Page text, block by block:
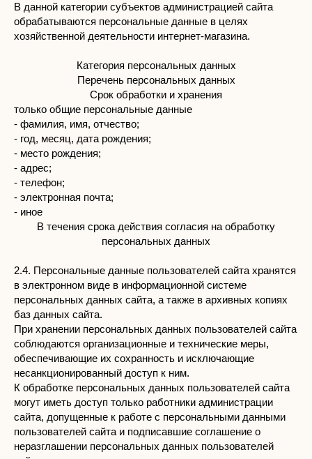
В данной категории субъектов администрацией сайта
обрабатываются персональные данные в целях
хозяйственной деятельности интернет-магазина.
Категория персональных данных
Перечень персональных данных
Срок обработки и хранения
только общие персональные данные
- фамилия, имя, отчество;
- год, месяц, дата рождения;
- место рождения;
- адрес;
- телефон;
- электронная почта;
- иное
В течения срока действия согласия на обработку
персональных данных
2.4. Персональные данные пользователей сайта хранятся
в электронном виде в информационной системе
персональных данных сайта, а также в архивных копиях
баз данных сайта.
При хранении персональных данных пользователей сайта
соблюдаются организационные и технические меры,
обеспечивающие их сохранность и исключающие
несанкционированный доступ к ним.
К обработке персональных данных пользователей сайта
могут иметь доступ только работники администрации
сайта, допущенные к работе с персональными данными
пользователей сайта и подписавшие соглашение о
неразглашении персональных данных пользователей